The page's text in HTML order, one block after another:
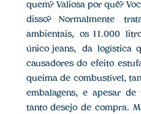
quem? Valiosa por quê?
disso? Normalmente
ambientais, os 11.000
único jeans, da logística
causadores do efeito
queima de combustível,
embalagens, e apesar
tanto desejo de compra.